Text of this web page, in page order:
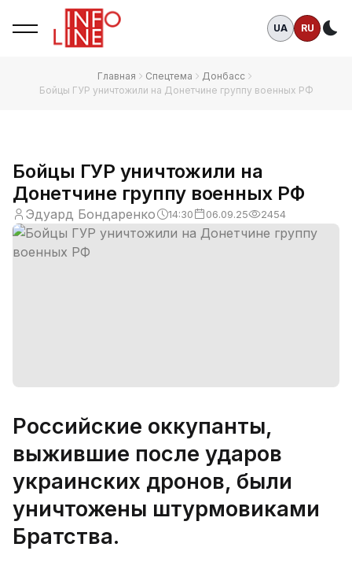
UA RU
Главная Спецтема
Донбасс
Бойцы ГУР уничтожили на Донетчине группу военных РФ
Бойцы ГУР уничтожили на
Донетчине группу военных РФ
Эдуард Бондаренко 14:30 06.09.25 2454
Российские оккупанты,
выжившие после ударов
украинских дронов, были
уничтожены штурмовиками
Братства.